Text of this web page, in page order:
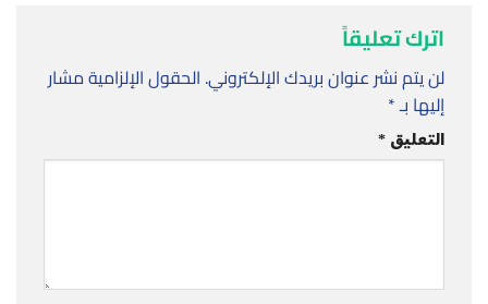
اترك تعليقاً
لن يتم نشر عنوان بريدك الإلكتروني. الحقول الإلزامية مشار
إليها بـ*
التعليق*